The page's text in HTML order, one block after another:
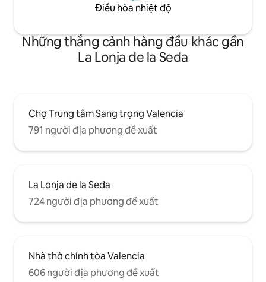
Điều hòa nhiệt độ
Những thắng cảnh hàng đầu khác gần
La Lonja de la Seda
Chợ Trung tâm Sang trọng Valencia
791 người địa phương đề xuất
La Lonja de la Seda
724 người địa phương đề xuất
Nhà thờ chính tòa Valencia
606 người địa phương đề xuất